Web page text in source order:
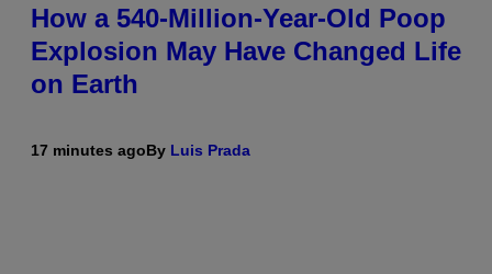
How a 540-Million-Year-Old Poop
Explosion May Have Changed Life
on Earth
17 minutes agoBy Luis Prada